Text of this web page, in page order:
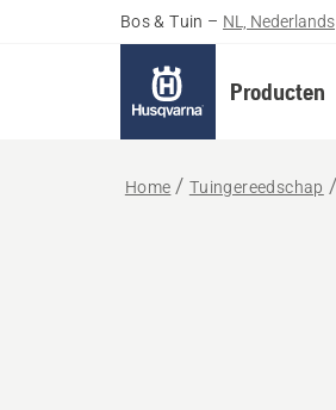
Bos & Tuin – NL, Nederlands
Producten
Home Tuingereedschap